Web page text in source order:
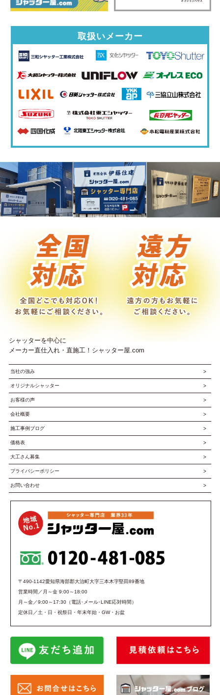
取扱いメーカー
シャッターを中心に
メーカー直仕入れ・直施工！シャッター屋.com
当社の強み
オリジナルシャッター
お客様の声
会社概要
施工事例ブログ
価格表
大工さん募集
プライバシーポリシー
お問い合わせ
〒490-1142愛知県海部郡大治町大字三本木字堅田89番地
営業時間／月～金 9:00～18:00
月～金／9:00～17:30（電話･メール･LINE応対時間）
定休日／土・日・祝祭日・年末年始・GW・お盆